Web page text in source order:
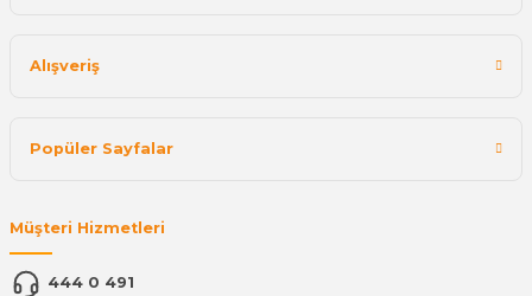
Alışveriş
Popüler Sayfalar
Müşteri Hizmetleri
444 0 491